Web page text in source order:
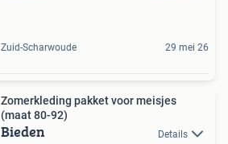
Zuid-Scharwoude 29 mei 26
Zomerkleding pakket voor meisjes
(maat 80-92)
Bieden Details